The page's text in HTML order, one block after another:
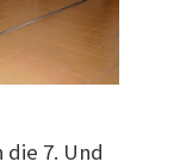
7. Und